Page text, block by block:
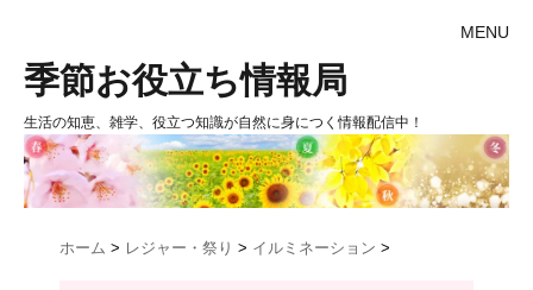
MENU
季節お役立ち情報局
生活の知恵、雑学、役立つ知識が自然に身につく情報配信中！
ホーム > レジャー・祭り > イルミネーション >